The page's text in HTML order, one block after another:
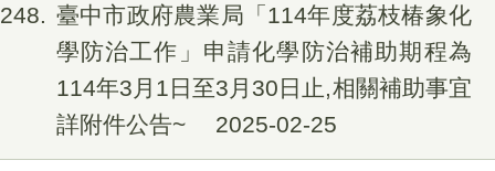
248
臺中市政府農業局「114年度荔枝椿象化
學防治工作」申請化學防治補助期程為
114年3月1日至3月30日止,相關補助事宜
詳附件公告~
2025-02-25